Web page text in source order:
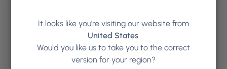
It looks like you're visiting our website from
United States.
Would you like us to take you to the correct
version for your region?